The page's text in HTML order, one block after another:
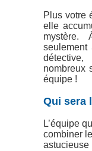
Plus votre
elle
seulement
nombreux
équipe !
Qui sera
L’équipe
combiner
astucieuse